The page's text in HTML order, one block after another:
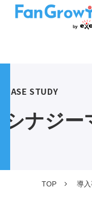
CASE STUDY
シナジ
TOP 導